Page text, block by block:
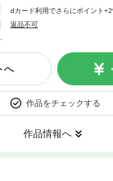
dカード利用でさらにポイント
返品不可
へ
作品をチェックする
作品情報へ